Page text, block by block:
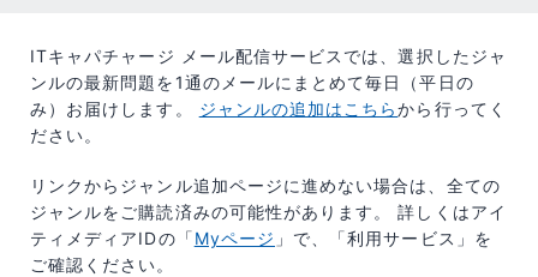
ITキャパチャージ メール配信サービスでは、選択したジャ
ンルの最新問題を1通のメールにまとめて毎日（平日の
み）お届けします。 ジャンルの追加はこちらから行ってく
ださい。
リンクからジャンル追加ページに進めない場合は、全ての
ジャンルをご購読済みの可能性があります。 詳しくはアイ
ティメディアIDの「​Myページ 」で、「利用サービス」を
ご確認ください。